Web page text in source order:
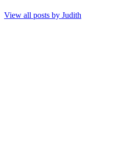
View all posts by Judith